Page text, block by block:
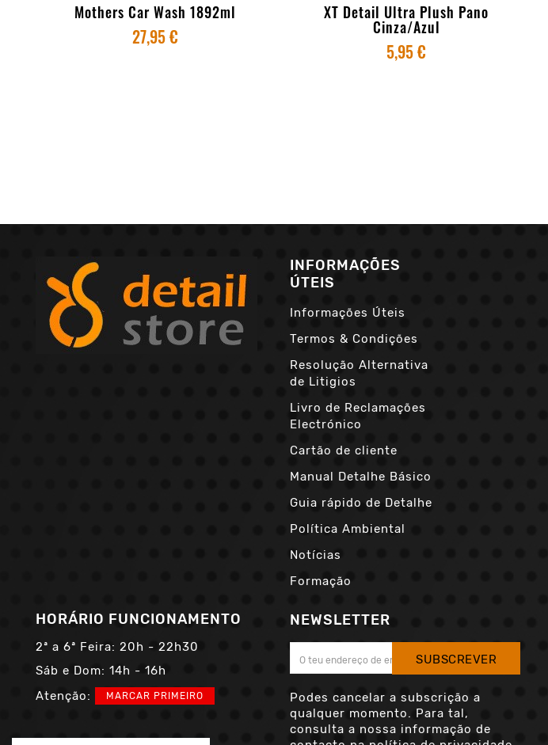
Mothers Car Wash 1892ml
27,95 €
XT Detail Ultra Plush Pano
Cinza/Azul
5,95 €
INFORMAÇÕES
ÚTEIS
Informações Úteis
Termos & Condições
Resolução Alternativa
de Litigios
Livro de Reclamações
Electrónico
Cartão de cliente
Manual Detalhe Básico
Guia rápido de Detalhe
Política Ambiental
Notícias
Formação
HORÁRIO FUNCIONAMENTO
2ª a 6ª Feira: 20h - 22h30
Sáb e Dom: 14h - 16h
Atenção:
MARCAR PRIMEIRO
NEWSLETTER
SUBSCREVER
Podes cancelar a subscrição a
qualquer momento. Para tal,
consulta a nossa informação de